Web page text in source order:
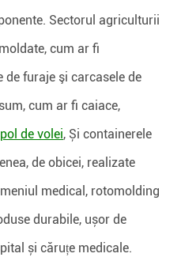
Sectorul agriculturii
cum ar fi
de furaje şi carcasele de
cum ar fi caiace,
de volei, Și containerele
de obicei, realizate
medical, rotomolding
durabile, ușor de
și căruțe medicale.